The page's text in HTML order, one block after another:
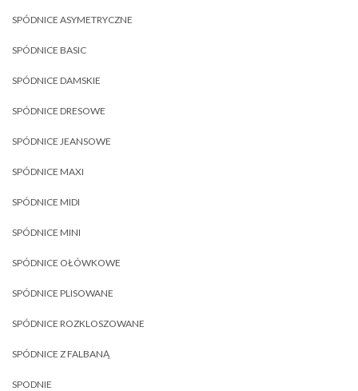
SPÓDNICE ASYMETRYCZNE
SPÓDNICE BASIC
SPÓDNICE DAMSKIE
SPÓDNICE DRESOWE
SPÓDNICE JEANSOWE
SPÓDNICE MAXI
SPÓDNICE MIDI
SPÓDNICE MINI
SPÓDNICE OŁÓWKOWE
SPÓDNICE PLISOWANE
SPÓDNICE ROZKLOSZOWANE
SPÓDNICE Z FALBANĄ
SPODNIE